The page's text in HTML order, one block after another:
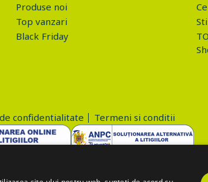
Produse noi
Top vanzari
Black Friday
confidentialitate
Termeni si conditii